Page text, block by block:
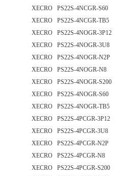
XECRO PS22S-4NCGR-S60
XECRO PS22S-4NCGR-TB5
XECRO PS22S-4NOGR-3P12
XECRO PS22S-4NOGR-3U8
XECRO PS22S-4NOGR-N2P
XECRO PS22S-4NOGR-N8
XECRO PS22S-4NOGR-S200
XECRO PS22S-4NOGR-S60
XECRO PS22S-4NOGR-TB5
XECRO PS22S-4PCGR-3P12
XECRO PS22S-4PCGR-3U8
XECRO PS22S-4PCGR-N2P
XECRO PS22S-4PCGR-N8
XECRO PS22S-4PCGR-S200